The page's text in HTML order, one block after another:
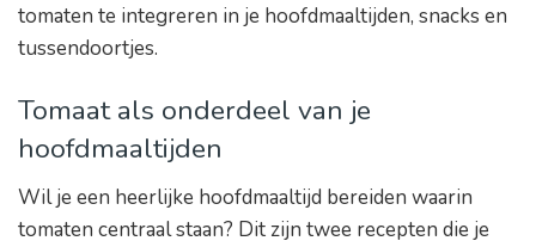
tomaten te integreren in je hoofdmaaltijden, snacks en
tussendoortjes.
Tomaat als onderdeel van je
hoofdmaaltijden
Wil je een heerlijke hoofdmaaltijd bereiden waarin
tomaten centraal staan? Dit zijn twee recepten die je